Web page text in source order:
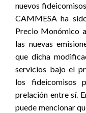
nuevos
CAMMESA ha
Precio Monómico
las nuevas
que dicha
servicios bajo el
los fideicomisos
prelación entre sí.
puede mencionar